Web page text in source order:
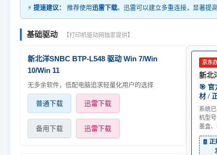
⚡ 提速建议： 推荐使用迅雷下载。迅雷可以建立多重连接，显著提
基础驱动 【打印机驱动网独家提供】
新北洋SNBC BTP-L548 驱动 Win 7/Win
10/Win 11
无多余软件，低配电脑追求轻量化用户的选择
普通下载 迅雷下载
备用下载 迅雷下载
京东
新北
🎯 官
材 /
系统
机型
墨盒
🧾